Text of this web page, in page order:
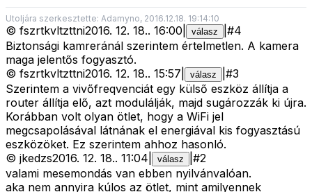
Utoljára szerkesztette: Adamyno, 2016.12.18. 19:14:10
© fszrtkvltzttni2016. 12. 18.. 16:00 válasz #4
Biztonsági kamreránál szerintem értelmetlen. A kamera
maga jelentős fogyasztó.
© fszrtkvltzttni2016. 12. 18.. 15:57 válasz #3
Szerintem a vivőfreqvenciát egy külső eszköz állítja a
router állítja elő, azt modulálják, majd sugározzák ki újra.
Korábban volt olyan ötlet, hogy a WiFi jel
megcsapolásával látnának el energiával kis fogyasztású
eszközöket. Ez szerintem ahhoz hasonló.
© jkedzs2016. 12. 18.. 11:04 válasz #2
valami mesemondás van ebben nyilvánvalóan.
aka nem annyira kúlos az ötlet, mint amilyennek